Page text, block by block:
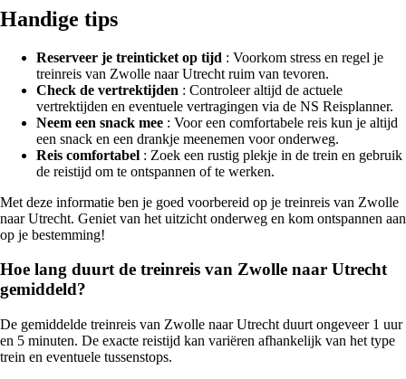
Handige tips
Reserveer je treinticket op tijd : Voorkom stress en regel je
treinreis van Zwolle naar Utrecht ruim van tevoren.
Check de vertrektijden : Controleer altijd de actuele
vertrektijden en eventuele vertragingen via de NS Reisplanner.
Neem een snack mee : Voor een comfortabele reis kun je altijd
een snack en een drankje meenemen voor onderweg.
Reis comfortabel : Zoek een rustig plekje in de trein en gebruik
de reistijd om te ontspannen of te werken.
Met deze informatie ben je goed voorbereid op je treinreis van Zwolle
naar Utrecht. Geniet van het uitzicht onderweg en kom ontspannen aan
op je bestemming!
Hoe lang duurt de treinreis van Zwolle naar Utrecht
gemiddeld?
De gemiddelde treinreis van Zwolle naar Utrecht duurt ongeveer 1 uur
en 5 minuten. De exacte reistijd kan variëren afhankelijk van het type
trein en eventuele tussenstops.